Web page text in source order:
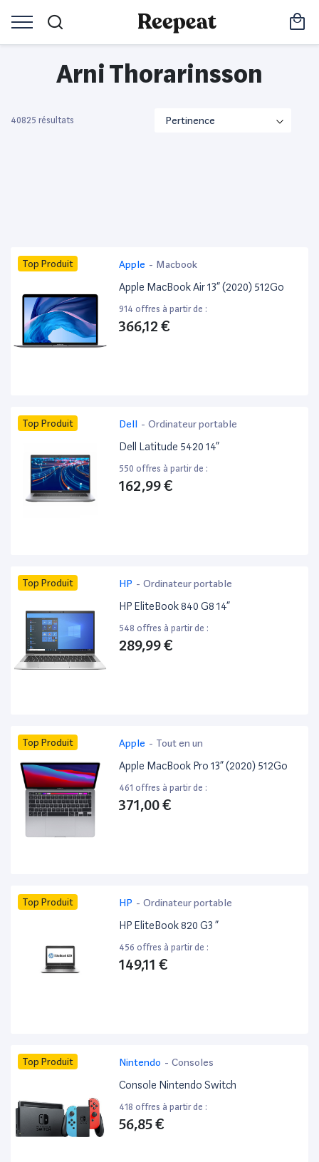
Arni Thorarinsson
40825 résultats
Top Produit Apple - Macbook
Apple MacBook Air 13” (2020) 512Go
914 offres à partir de :
366,12 €
Top Produit Dell - Ordinateur portable
Dell Latitude 5420 14”
550 offres à partir de :
162,99 €
Top Produit HP - Ordinateur portable
HP EliteBook 840 G8 14”
548 offres à partir de :
289,99 €
Top Produit Apple - Tout en un
Apple MacBook Pro 13” (2020) 512Go
461 offres à partir de :
371,00 €
Top Produit HP - Ordinateur portable
HP EliteBook 820 G3 ”
456 offres à partir de :
149,11 €
Top Produit Nintendo - Consoles
Console Nintendo Switch
418 offres à partir de :
56,85 €